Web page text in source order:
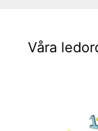
Våra